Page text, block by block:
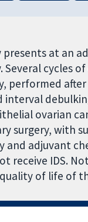
at an
Several cycles
performed
ovarian
surgery, with
and adjuvant
receive IDS.
of life of